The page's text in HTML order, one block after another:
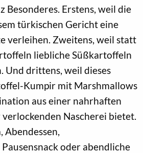
Besonderes. Erstens, weil die
türkischen Gericht eine
verleihen. Zweitens, weil statt
liebliche Süßkartoffeln
Und drittens, weil dieses
Kumpir mit Marshmallows
aus einer nahrhaften
Nascherei bietet.
Abendessen,
oder abendliche